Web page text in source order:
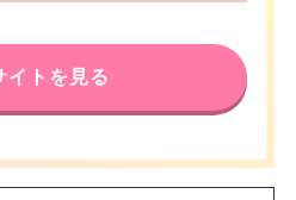
イトを見る